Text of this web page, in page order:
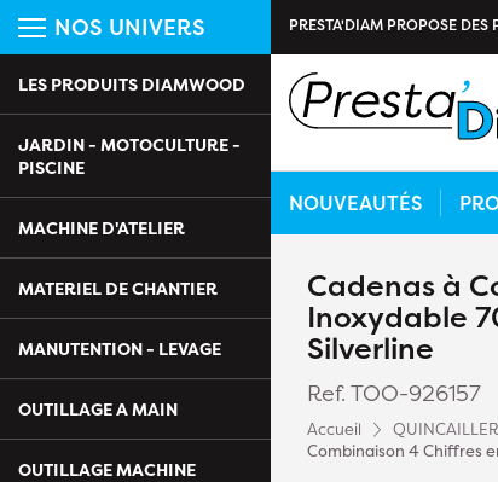
NOS UNIVERS
LES PRODUITS DIAMWOOD
JARDIN - MOTOCULTURE -
PISCINE
MACHINE D'ATELIER
MATERIEL DE CHANTIER
MANUTENTION - LEVAGE
OUTILLAGE A MAIN
OUTILLAGE MACHINE
PRESTA'DIAM PROPOSE DES
NOUVEAUTÉS
Cadenas à
Inoxydable
Silverline
Ref. TOO-926157
Accueil
Combinaison 4 Chiffres